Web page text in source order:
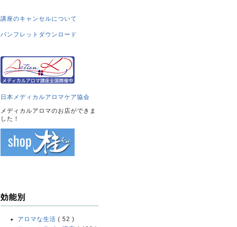
講座のキャンセルについて
パンフレットダウンロード
日本メディカルアロマケア協会
メディカルアロマのお店ができま
した！
効能別
アロマな生活 ( 52 )